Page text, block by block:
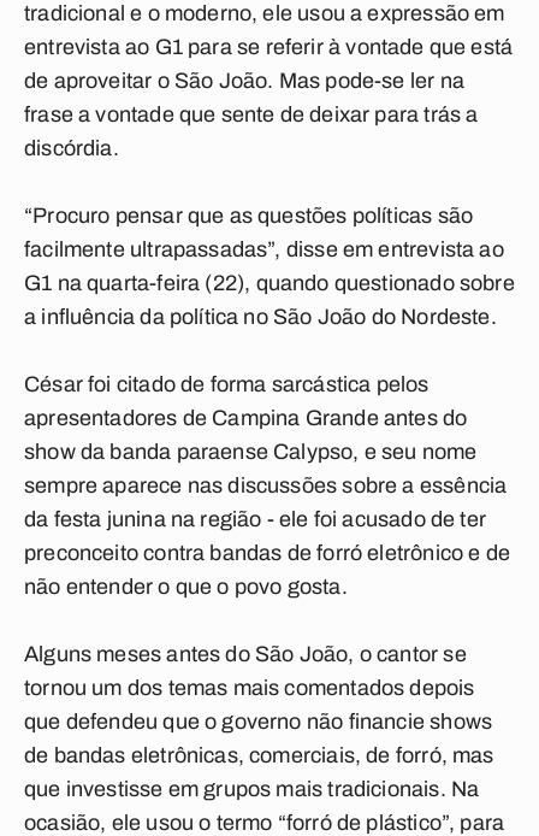
tradicional e o moderno, ele usou a expressão em
entrevista ao G1para se referir à vontade que está
de aproveitar o São João. Mas pode-se ler na
frase a vontade que sente de deixar para trás a
discórdia.
“Procuro pensar que as questões políticas são
facilmente ultrapassadas”, disse em entrevista ao
G1 na quarta-feira (22), quando questionado sobre
a influência da política no São João do Nordeste.
César foi citado de forma sarcástica pelos
apresentadores de Campina Grande antes do
show da banda paraense Calypso, e seu nome
sempre aparece nas discussões sobre a essência
da festa junina na região - ele foi acusado de ter
preconceito contra bandas de forró eletrônico e de
não entender o que o povo gosta.
Alguns meses antes do São João, o cantor se
tornou um dos temas mais comentados depois
que defendeu que o governo não financie shows
de bandas eletrônicas, comerciais, de forró, mas
que investisse em grupos mais tradicionais. Na
ocasião, ele usou o termo “forró de plástico”, para